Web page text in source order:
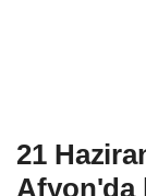
21
Afyon'da